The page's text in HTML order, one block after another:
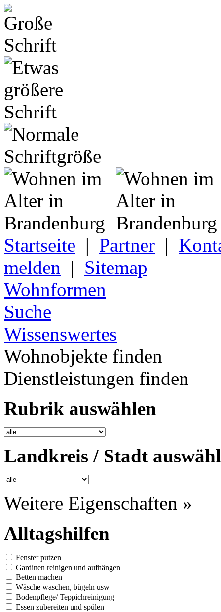
Startseite | Partner |
melden | Sitemap
Wohnformen
Suche
Wissenswertes
Wohnobjekte finden
Dienstleistungen finden
Rubrik auswählen
Landkreis / Stadt
Weitere Eigenschaften »
Alltagshilfen
Fenster putzen
Gardinen reinigen und aufhängen
Betten machen
Wäsche waschen, bügeln usw.
Bodenpflege/ Teppichreinigung
Essen zubereiten und spülen